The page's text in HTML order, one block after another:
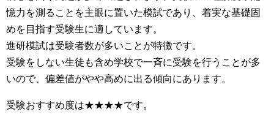
憶力を測ることを主眼に置いた模試であり、着実な基礎固
めを目指す受験生に適しています。
進研模試は受験者数が多いことが特徴です。
受験をしない生徒も含め学校で一斉に受験を行うことが多
いので、偏差値がやや高めに出る傾向にあります。
受験おすすめ度は★★★★です。